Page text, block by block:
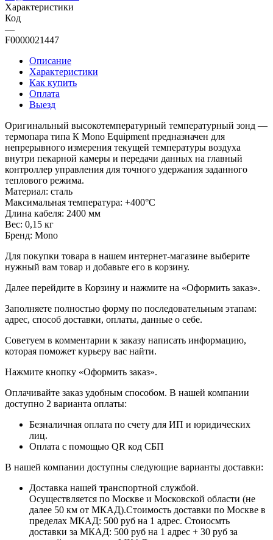
Характеристики
Код
—
F0000021447
Описание
Характеристики
Как купить
Оплата
Выезд
Оригинальный высокотемпературный температурный зонд —
термопара типа К Mono Equipment предназначен для
непрерывного измерения текущей температуры воздуха
внутри пекарной камеры и передачи данных на главный
контроллер управления для точного удержания заданного
теплового режима.
Материал: сталь
Максимальная температура: +400°C
Длина кабеля: 2400 мм
Вес: 0,15 кг
Бренд: Mono
Для покупки товара в нашем интернет-магазине выберите
нужный вам товар и добавьте его в корзину.
Далее перейдите в Корзину и нажмите на «Оформить заказ».
​​​​​​​Заполняете полностью форму по последовательным этапам:
адрес, способ доставки, оплаты, данные о себе.
​​​​​​​Советуем в комментарии к заказу написать информацию,
которая поможет курьеру вас найти.
​​​​​​​Нажмите кнопку «Оформить заказ».
Оплачивайте заказ удобным способом. В нашей компании
доступно 2 варианта оплаты:
Безналичная оплата по счету для ИП и юридических
лиц.
Оплата с помощью QR код СБП
В нашей компании доступны следующие варианты доставки:
Доставка нашей транспортной службой.
Осуществляется по Москве и Московской области (не
далее 50 км от МКАД).Стоимость доставки по Москве в
пределах МКАД: 500 руб на 1 адрес. Стоиосмть
доставки за МКАД: 500 руб на 1 адрес + 30 руб за